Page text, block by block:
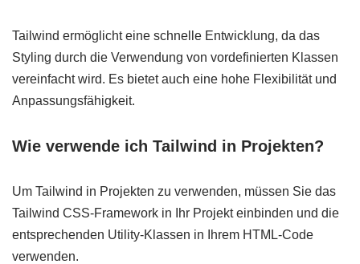
Tailwind ermöglicht eine schnelle Entwicklung, da das
Styling durch die Verwendung von vordefinierten Klassen
vereinfacht wird. Es bietet auch eine hohe Flexibilität und
Anpassungsfähigkeit.
Wie verwende ich Tailwind in Projekten?
Um Tailwind in Projekten zu verwenden, müssen Sie das
Tailwind CSS-Framework in Ihr Projekt einbinden und die
entsprechenden Utility-Klassen in Ihrem HTML-Code
verwenden.